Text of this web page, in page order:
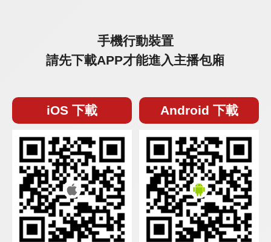
手機行動裝置
請先下載APP才能進入主播包廂
iOS 下載 Android 下載